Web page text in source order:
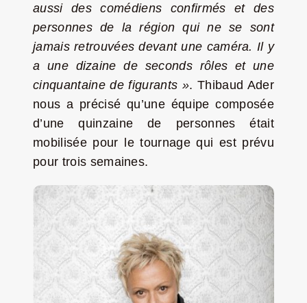
aussi des comédiens confirmés et des
personnes de la région qui ne se sont
jamais retrouvées devant une caméra. Il y
a une dizaine de seconds rôles et une
cinquantaine de figurants ». Thibaud Ader
nous a précisé qu’une équipe composée
d’une quinzaine de personnes était
mobilisée pour le tournage qui est prévu
pour trois semaines.